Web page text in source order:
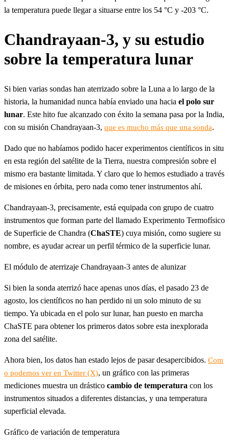
la temperatura puede llegar a situarse entre los 54 °C y -203 °C.
Chandrayaan-3, y su estudio
sobre la temperatura lunar
Si bien varias sondas han aterrizado sobre la Luna a lo largo de la
historia, la humanidad nunca había enviado una hacia el polo sur
lunar. Este hito fue alcanzado con éxito la semana pasa por la India,
con su misión Chandrayaan-3, que es mucho más que una sonda.
Dado que no habíamos podido hacer experimentos científicos in situ
en esta región del satélite de la Tierra, nuestra compresión sobre el
mismo era bastante limitada. Y claro que lo hemos estudiado a través
de misiones en órbita, pero nada como tener instrumentos ahí.
Chandrayaan-3, precisamente, está equipada con grupo de cuatro
instrumentos que forman parte del llamado Experimento Termofísico
de Superficie de Chandra (ChaSTE) cuya misión, como sugiere su
nombre, es ayudar acrear un perfil térmico de la superficie lunar.
El módulo de aterrizaje Chandrayaan-3 antes de alunizar
Si bien la sonda aterrizó hace apenas unos días, el pasado 23 de
agosto, los científicos no han perdido ni un solo minuto de su
tiempo. Ya ubicada en el polo sur lunar, han puesto en marcha
ChaSTE para obtener los primeros datos sobre esta inexplorada
zona del satélite.
Ahora bien, los datos han estado lejos de pasar desapercibidos. Com
o podemos ver en Twitter (X), un gráfico con las primeras
mediciones muestra un drástico cambio de temperatura con los
instrumentos situados a diferentes distancias, y una temperatura
superficial elevada.
Gráfico de variación de temperatura